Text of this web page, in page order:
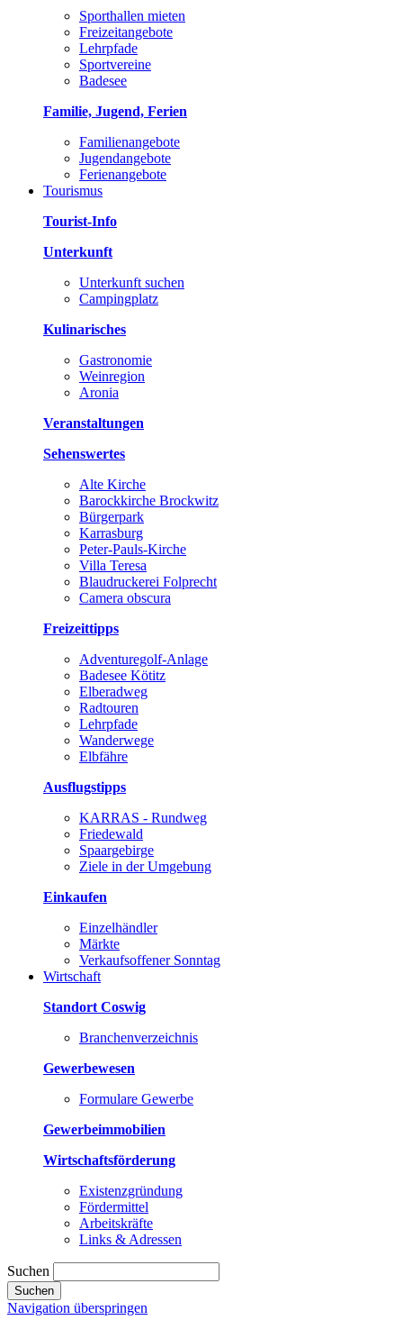
Sporthallen mieten
Freizeitangebote
Lehrpfade
Sportvereine
Badesee
Familie, Jugend, Ferien
Familienangebote
Jugendangebote
Ferienangebote
Tourismus
Tourist-Info
Unterkunft
Unterkunft suchen
Campingplatz
Kulinarisches
Gastronomie
Weinregion
Aronia
Veranstaltungen
Sehenswertes
Alte Kirche
Barockkirche Brockwitz
Bürgerpark
Karrasburg
Peter-Pauls-Kirche
Villa Teresa
Blaudruckerei Folprecht
Camera obscura
Freizeittipps
Adventuregolf-Anlage
Badesee Kötitz
Elberadweg
Radtouren
Lehrpfade
Wanderwege
Elbfähre
Ausflugstipps
KARRAS - Rundweg
Friedewald
Spaargebirge
Ziele in der Umgebung
Einkaufen
Einzelhändler
Märkte
Verkaufsoffener Sonntag
Wirtschaft
Standort Coswig
Branchenverzeichnis
Gewerbewesen
Formulare Gewerbe
Gewerbeimmobilien
Wirtschaftsförderung
Existenzgründung
Fördermittel
Arbeitskräfte
Links & Adressen
Suchen
Suchen
Navigation überspringen